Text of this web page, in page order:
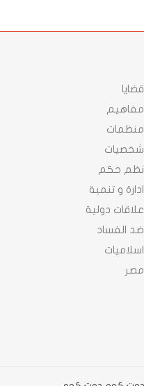
قضايا
مفاهيم
منظمات
شخصيات
نظم حكم
ادارة و تنمية
علاقات دولية
ضد الفساد
اسلاميات
مصر